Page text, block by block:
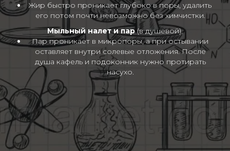
Жир быстро проникает глубоко в поры, удалить
его потом почти невозможно без химчистки.
Мыльный налет и пар(в душевой).
Пар проникает в микропоры, а при остывании
оставляет внутри солевые отложения. После
душа кафель и подоконник нужно протирать
насухо.